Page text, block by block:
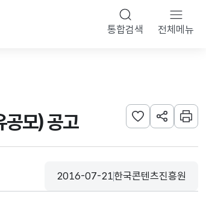
통합검색 전체메뉴
모) 공고 관심사 등록하기
URL 공유하
인쇄
등록일
2016-07-21
수집기관
한국콘텐츠진흥원